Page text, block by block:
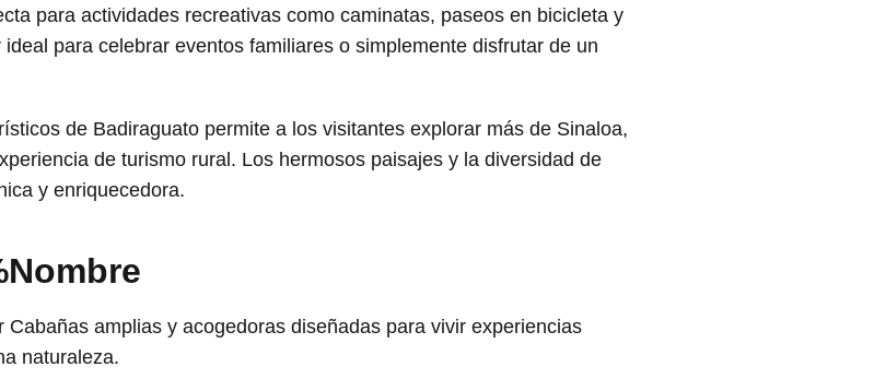
para actividades recreativas como caminatas, paseos en bicicleta y
para celebrar eventos familiares o simplemente disfrutar de un
de Badiraguato permite a los visitantes explorar más de Sinaloa,
de turismo rural. Los hermosos paisajes y la diversidad de
y enriquecedora.
amplias y acogedoras diseñadas para vivir experiencias
naturaleza.